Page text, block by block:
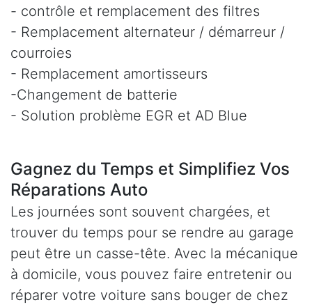
- contrôle et remplacement des filtres
- Remplacement alternateur / démarreur /
courroies
- Remplacement amortisseurs
-Changement de batterie
- Solution problème EGR et AD Blue
Gagnez du Temps et Simplifiez Vos
Réparations Auto
Les journées sont souvent chargées, et
trouver du temps pour se rendre au garage
peut être un casse-tête. Avec la mécanique
à domicile, vous pouvez faire entretenir ou
réparer votre voiture sans bouger de chez